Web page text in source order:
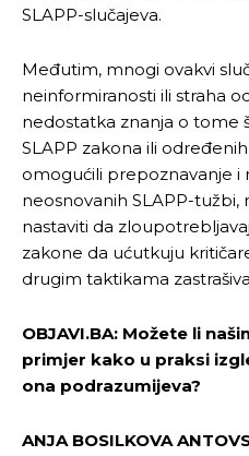
SLAPP-slučajeva.
Međutim, mnogi ovakvi
neinformiranosti ili straha
nedostatka znanja o tome
SLAPP zakona ili
omogućili prepoznavanje i
neosnovanih SLAPP-tužbi,
nastaviti da
zakone da ućutkuju
drugim taktikama
OBJAVI.BA: Možete li
primjer kako u praksi
ona podrazumijeva?
ANJA BOSILKOVA